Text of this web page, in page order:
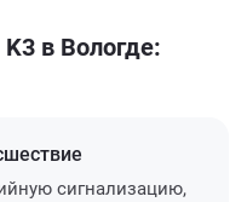
в Вологде:
сигнализацию,